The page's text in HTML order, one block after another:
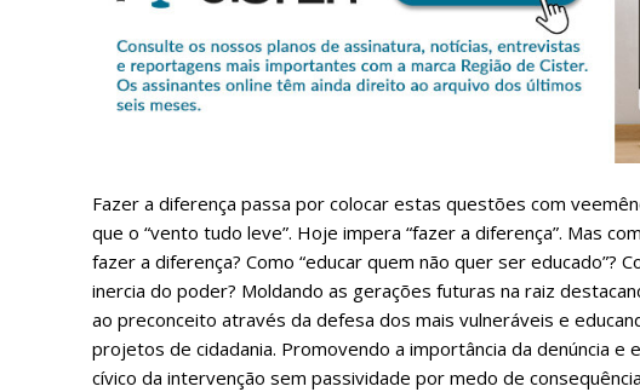
Faça-se assinante
Sendo
Fazer a diferença passa por colocar estas questões com
que o “vento tudo leve”. Hoje impera “fazer a diferença”. Mas
fazer a diferença? Como “educar quem não quer ser educado”?
inercia do poder? Moldando as gerações futuras na raiz
ao preconceito através da defesa dos mais vulneráveis e
projetos de cidadania. Promovendo a importância da denúncia
cívico da intervenção sem passividade por medo de